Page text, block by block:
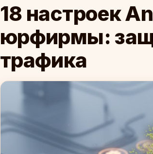
18 настроек
юрфирмы:
трафика